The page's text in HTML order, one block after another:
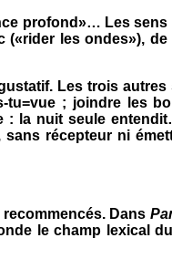
profond»… Les
les ondes»),
Les trois
; joindre les
la nuit seule
récepteur ni
recommencés. Dans
le champ lexical